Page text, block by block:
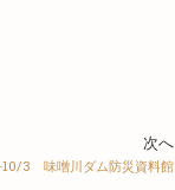
次へ
3 味噌川ダム防災資料館